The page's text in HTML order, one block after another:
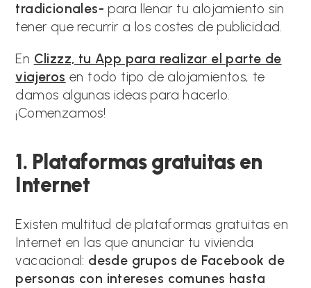
tradicionales- para llenar tu alojamiento sin
tener que recurrir a los costes de publicidad.
En Clizzz, tu App para realizar el parte de
viajeros en todo tipo de alojamientos, te
damos algunas ideas para hacerlo.
¡Comenzamos!
1. Plataformas gratuitas en
Internet
Existen multitud de plataformas gratuitas en
Internet en las que anunciar tu vivienda
vacacional: desde grupos de Facebook de
personas con intereses comunes hasta